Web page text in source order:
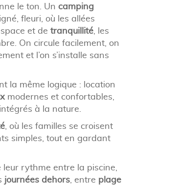
le ton. Un camping
fleuri, où les allées
et de tranquillité, les
On circule facilement, on
et l’on s’installe sans
la même logique : location
modernes et confortables,
à la nature.
, où les familles se croisent
simples, tout en gardant
rythme entre la piscine,
journées dehors, entre plage